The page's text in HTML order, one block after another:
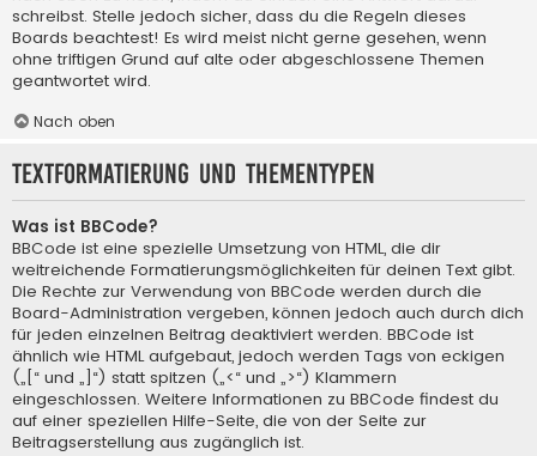
schreibst. Stelle jedoch sicher, dass du die Regeln dieses
Boards beachtest! Es wird meist nicht gerne gesehen, wenn
ohne triftigen Grund auf alte oder abgeschlossene Themen
geantwortet wird.
Nach oben
Textformatierung und Thementypen
Was ist BBCode?
BBCode ist eine spezielle Umsetzung von HTML, die dir
weitreichende Formatierungsmöglichkeiten für deinen Text gibt.
Die Rechte zur Verwendung von BBCode werden durch die
Board-Administration vergeben, können jedoch auch durch dich
für jeden einzelnen Beitrag deaktiviert werden. BBCode ist
ähnlich wie HTML aufgebaut, jedoch werden Tags von eckigen
(„[“ und „]“) statt spitzen („<“ und „>“) Klammern
eingeschlossen. Weitere Informationen zu BBCode findest du
auf einer speziellen Hilfe-Seite, die von der Seite zur
Beitragserstellung aus zugänglich ist.